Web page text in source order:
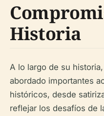
Historia
A lo largo de su
abordado importantes
históricos, desde
reflejar los desafíos de